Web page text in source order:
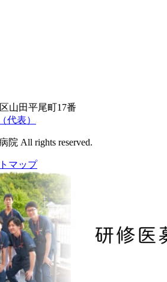
山田平尾町17番
代表）
院 All rights reserved.
マップ